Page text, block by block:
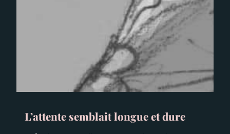
L’attente semblait longue et dure